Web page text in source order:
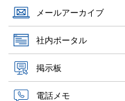
メールアーカイブ
社内ポータル
掲示板
電話メモ